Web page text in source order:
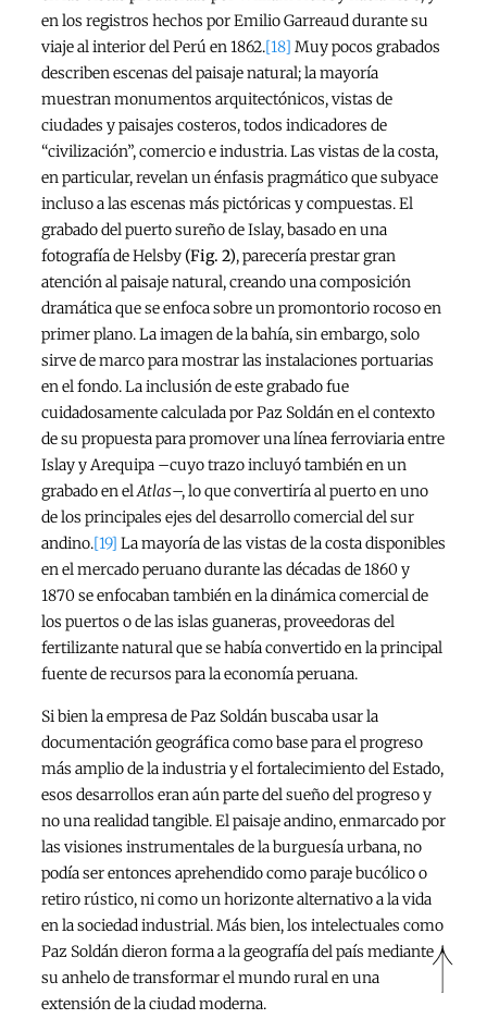
en los registros hechos por Emilio Garreaud durante su
viaje al interior del Perú en 1862.[18] Muy pocos grabados
describen escenas del paisaje natural; la mayoría
muestran monumentos arquitectónicos, vistas de
ciudades y paisajes costeros, todos indicadores de
“civilización”, comercio e industria. Las vistas de la costa,
en particular, revelan un énfasis pragmático que subyace
incluso a las escenas más pictóricas y compuestas. El
grabado del puerto sureño de Islay, basado en una
fotografía de Helsby (Fig. 2), parecería prestar gran
atención al paisaje natural, creando una composición
dramática que se enfoca sobre un promontorio rocoso en
primer plano. La imagen de la bahía, sin embargo, solo
sirve de marco para mostrar las instalaciones portuarias
en el fondo. La inclusión de este grabado fue
cuidadosamente calculada por Paz Soldán en el contexto
de su propuesta para promover una línea ferroviaria entre
Islay y Arequipa –cuyo trazo incluyó también en un
grabado en elAtlas–, lo que convertiría al puerto en uno
de los principales ejes del desarrollo comercial del sur
andino.[19] La mayoría de las vistas de la costa disponibles
en el mercado peruano durante las décadas de 1860 y
1870 se enfocaban también en la dinámica comercial de
los puertos o de las islas guaneras, proveedoras del
fertilizante natural que se había convertido en la principal
fuente de recursos para la economía peruana.
Si bien la empresa de Paz Soldán buscaba usar la
documentación geográfica como base para el progreso
más amplio de la industria y el fortalecimiento del Estado,
esos desarrollos eran aún parte del sueño del progreso y
no una realidad tangible. El paisaje andino, enmarcado por
las visiones instrumentales de la burguesía urbana, no
podía ser entonces aprehendido como paraje bucólico o
retiro rústico, ni como un horizonte alternativo a la vida
en la sociedad industrial. Más bien, los intelectuales como
Paz Soldán dieron forma a la geografía del país mediante
su anhelo de transformar el mundo rural en una
extensión de la ciudad moderna.